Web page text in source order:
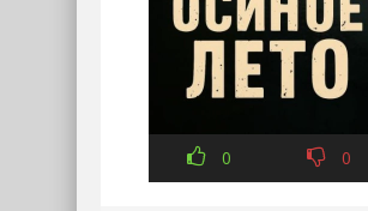
0 0